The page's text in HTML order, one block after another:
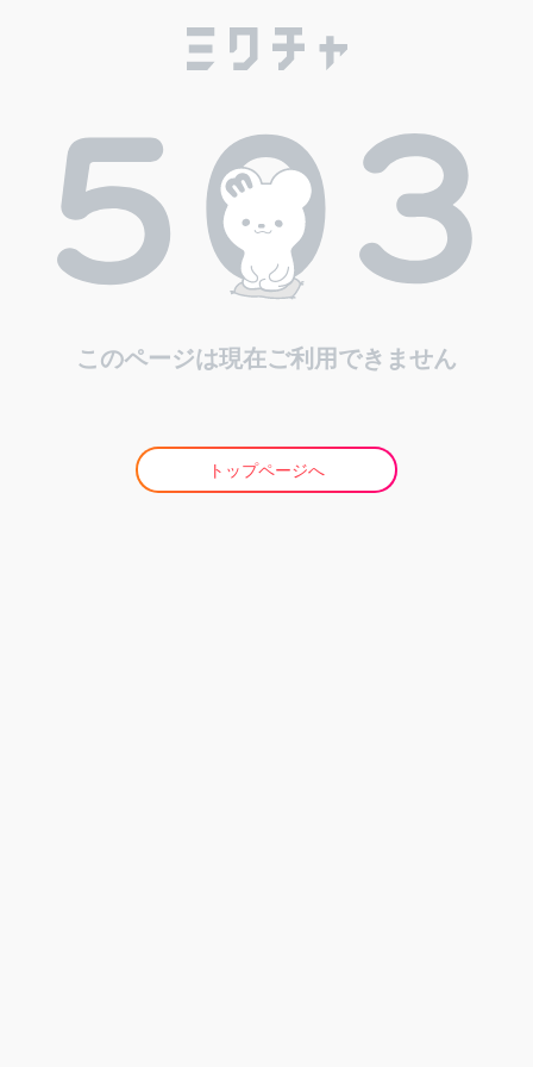
このページは現在ご利用できません